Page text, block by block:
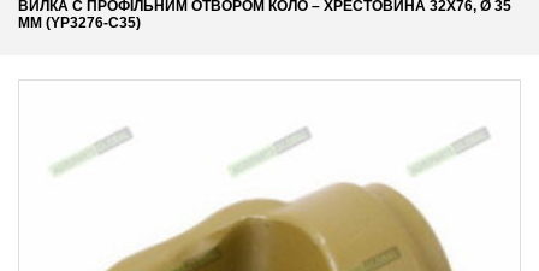
ВИЛКА С ПРОФІЛЬНИМ ОТВОРОМ КОЛО – ХРЕСТОВИНА 32Х76, Ø 35
ММ (YP3276-C35)